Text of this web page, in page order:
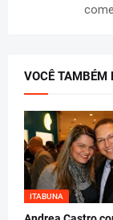
VOCÊ TAMBÉM
ITABUNA